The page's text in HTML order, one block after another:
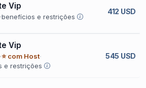
Vip
benefícios e restrições
412 USD
Vip
⭐ com Host
e restrições
545 USD